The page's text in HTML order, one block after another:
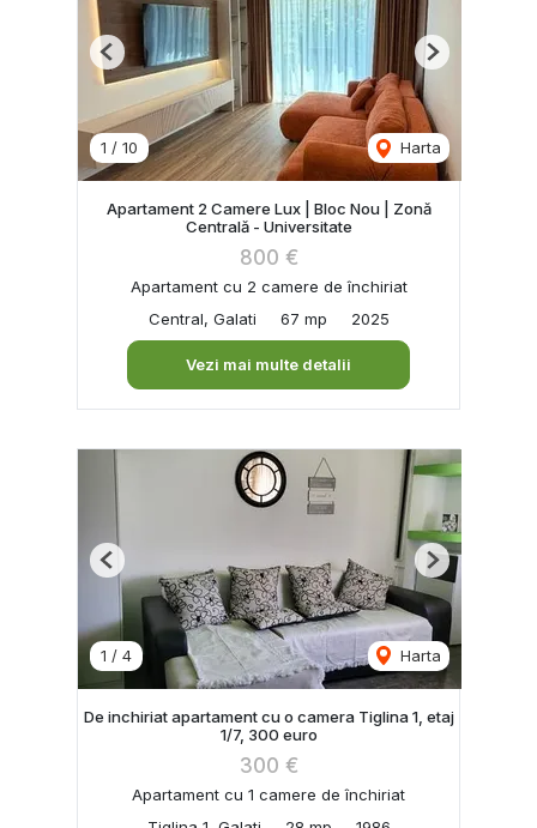
1 / 10 Harta
Previous Next
Apartament 2 Camere Lux | Bloc Nou | Zonă
Centrală - Universitate
800 €
Apartament cu 2 camere de închiriat
Central, Galati
67 mp 2025
Vezi mai multe detalii
1 / 4 Harta
Previous Next
De inchiriat apartament cu o camera Tiglina 1, etaj
1/7, 300 euro
300 €
Apartament cu 1 camere de închiriat